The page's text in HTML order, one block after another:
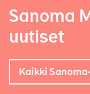
Sanoma
uutiset
Kaikki